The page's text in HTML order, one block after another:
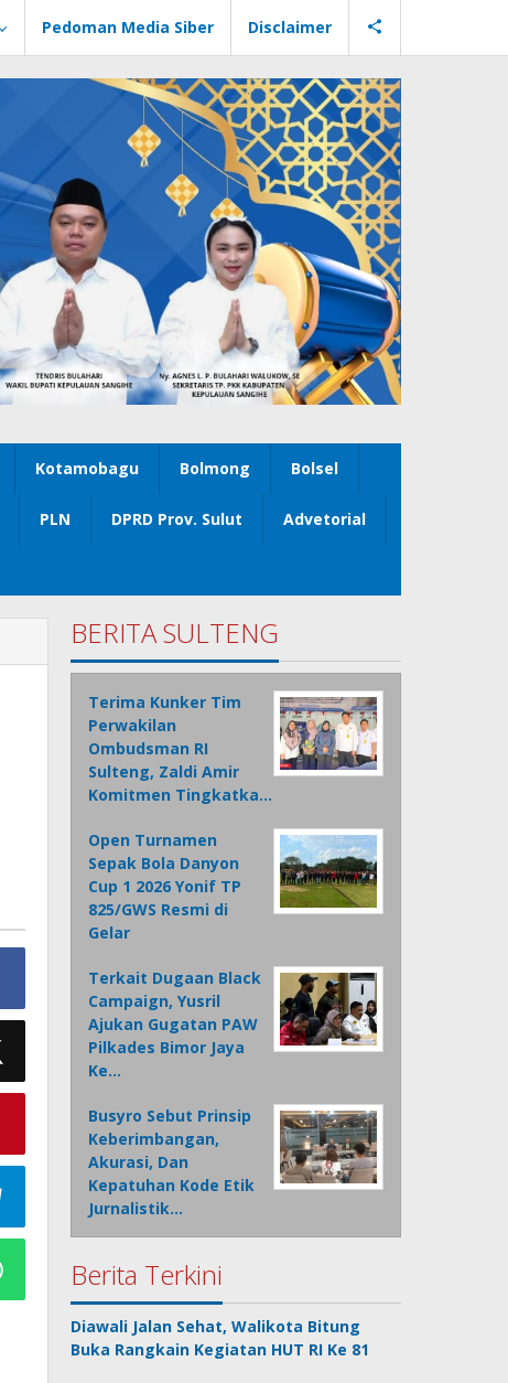
Pedoman Media Siber Disclaimer
Kotamobagu Bolmong Bolsel
PLN DPRD Prov. Sulut Advetorial
BERITA SULTENG
Terima Kunker Tim
Perwakilan
Ombudsman RI
Sulteng, Zaldi Amir
Komitmen Tingkatka…
Open Turnamen
Sepak Bola Danyon
Cup 1 2026 Yonif TP
825/GWS Resmi di
Gelar
Terkait Dugaan Black
Campaign, Yusril
Ajukan Gugatan PAW
Pilkades Bimor Jaya
Ke…
Busyro Sebut Prinsip
Keberimbangan,
Akurasi, Dan
Kepatuhan Kode Etik
Jurnalistik…
Berita Terkini
Diawali Jalan Sehat, Walikota Bitung
Buka Rangkain Kegiatan HUT RI Ke 81